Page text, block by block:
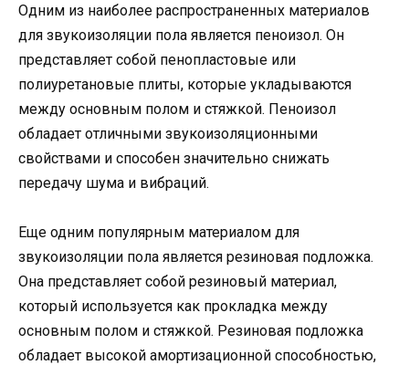
Одним из наиболее распространенных материалов
для звукоизоляции пола является пеноизол. Он
представляет собой пенопластовые или
полиуретановые плиты, которые укладываются
между основным полом и стяжкой. Пеноизол
обладает отличными звукоизоляционными
свойствами и способен значительно снижать
передачу шума и вибраций.
Еще одним популярным материалом для
звукоизоляции пола является резиновая подложка.
Она представляет собой резиновый материал,
который используется как прокладка между
основным полом и стяжкой. Резиновая подложка
обладает высокой амортизационной способностью,